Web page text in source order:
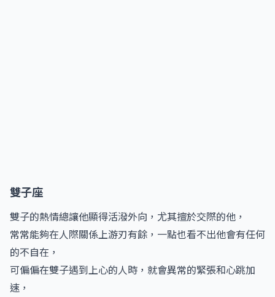
雙子座
雙子的熱情總讓他顯得活潑外向，尤其擅於交際的他，
常常能夠在人際關係上游刃有餘，一點也看不出他會有任何
的不自在，
可偏偏在雙子遇到上心的人時，就會異常的緊張和心跳加
速，